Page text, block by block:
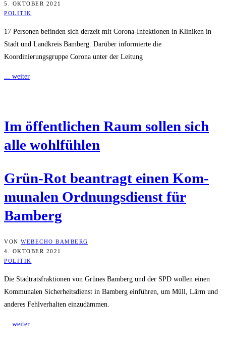
5. OKTOBER 2021
POLITIK
17 Personen befinden sich derzeit mit Corona-Infektionen in Kliniken in
Stadt und Landkreis Bamberg. Darüber informierte die
Koordinierungsgruppe Corona unter der Leitung
... weiter
Im öffent­li­chen Raum sol­len sich
alle wohlfühlen
Grün-Rot bean­tragt einen Kom­
mu­na­len Ord­nungs­dienst für
Bamberg
VON WEBECHO BAMBERG
4. OKTOBER 2021
POLITIK
Die Stadtratsfraktionen von Grünes Bamberg und der SPD wollen einen
Kommunalen Sicherheitsdienst in Bamberg einführen, um Müll, Lärm und
anderes Fehlverhalten einzudämmen.
... weiter